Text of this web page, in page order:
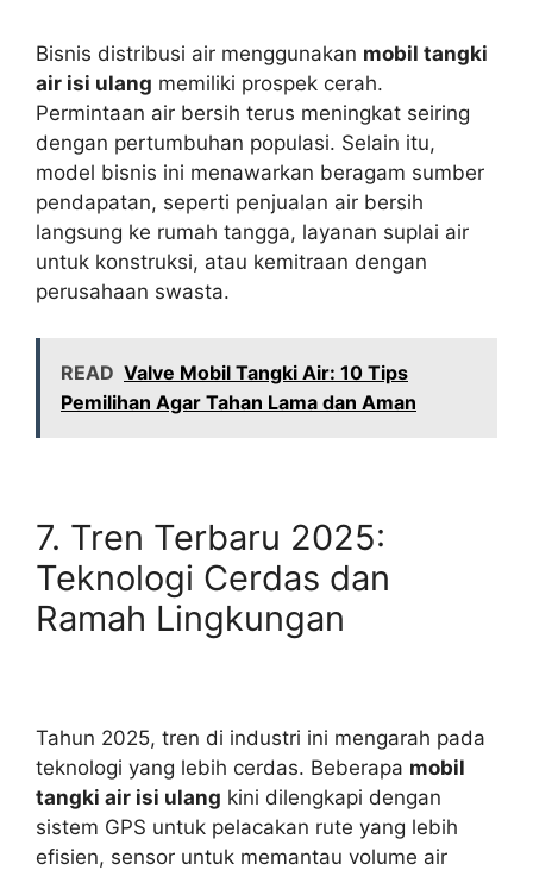
Bisnis distribusi air menggunakan mobil tangki
air isi ulang memiliki prospek cerah.
Permintaan air bersih terus meningkat seiring
dengan pertumbuhan populasi. Selain itu,
model bisnis ini menawarkan beragam sumber
pendapatan, seperti penjualan air bersih
langsung ke rumah tangga, layanan suplai air
untuk konstruksi, atau kemitraan dengan
perusahaan swasta.
READ Valve Mobil Tangki Air: 10 Tips
Pemilihan Agar Tahan Lama dan Aman
7. Tren Terbaru 2025:
Teknologi Cerdas dan
Ramah Lingkungan
Tahun 2025, tren di industri ini mengarah pada
teknologi yang lebih cerdas. Beberapa mobil
tangki air isi ulang kini dilengkapi dengan
sistem GPS untuk pelacakan rute yang lebih
efisien, sensor untuk memantau volume air